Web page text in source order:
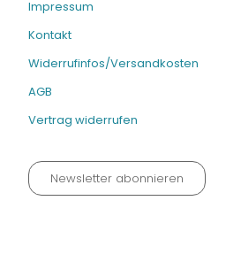
Impressum
Kontakt
Widerrufinfos/Versandkosten
AGB
Vertrag widerrufen
Newsletter abonnieren